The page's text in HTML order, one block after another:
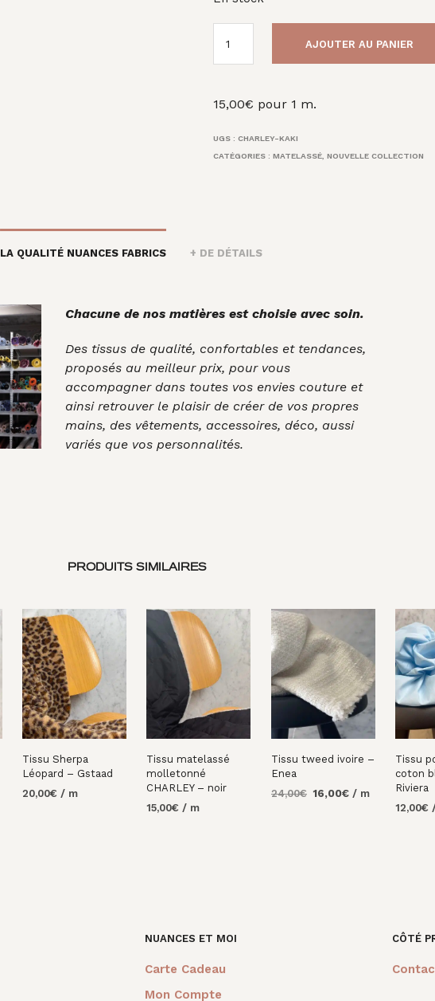
AJOUTER AU PANIER
15,00€ pour 1 m.
UGS :CHARLEY-KAKI
CATÉGORIES :MATELASSÉ ,NOUVELLE COLLECTION
LA QUALITÉ NUANCES FABRICS + DE DÉTAILS
Chacune de nos matières est choisie avec soin.
Des tissus de qualité, confortables et tendances,
proposés au meilleur prix, pour vous
accompagner dans toutes vos envies couture et
ainsi retrouver le plaisir de créer de vos propres
mains, des vêtements, accessoires, déco, aussi
variés que vos personnalités.
PRODUITS SIMILAIRES
Tissu Sherpa
Léopard – Gstaad
20,00€ / m
Tissu matelassé
molletonné
CHARLEY – noir
15,00€ / m
Tissu tweed ivoire –
Enea
24,00€ Le
16,00€Le/ m
Tissu
coton
Riviera
12,00€
NUANCES ET MOI
Carte Cadeau
Mon Compte
CÔTÉ